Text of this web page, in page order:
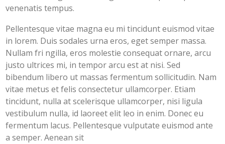
venenatis tempus.
Pellentesque vitae magna eu mi tincidunt euismod vitae
in lorem. Duis sodales urna eros, eget semper massa.
Nullam fri ngilla, eros molestie consequat ornare, arcu
justo ultrices mi, in tempor arcu est at nisi. Sed
bibendum libero ut massas fermentum sollicitudin. Nam
vitae metus et felis consectetur ullamcorper. Etiam
tincidunt, nulla at scelerisque ullamcorper, nisi ligula
vestibulum nulla, id laoreet elit leo in enim. Donec eu
fermentum lacus. Pellentesque vulputate euismod ante
a semper. Aenean sit